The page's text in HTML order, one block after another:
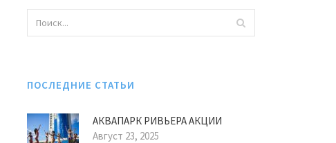
ПОСЛЕДНИЕ СТАТЬИ
АКВАПАРК РИВЬЕРА АКЦИИ
Август 23, 2025